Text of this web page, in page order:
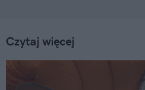
Czytaj więcej